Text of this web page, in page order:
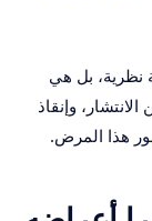
نظرية، بل هي
وإنقاذ
هذا المرض.